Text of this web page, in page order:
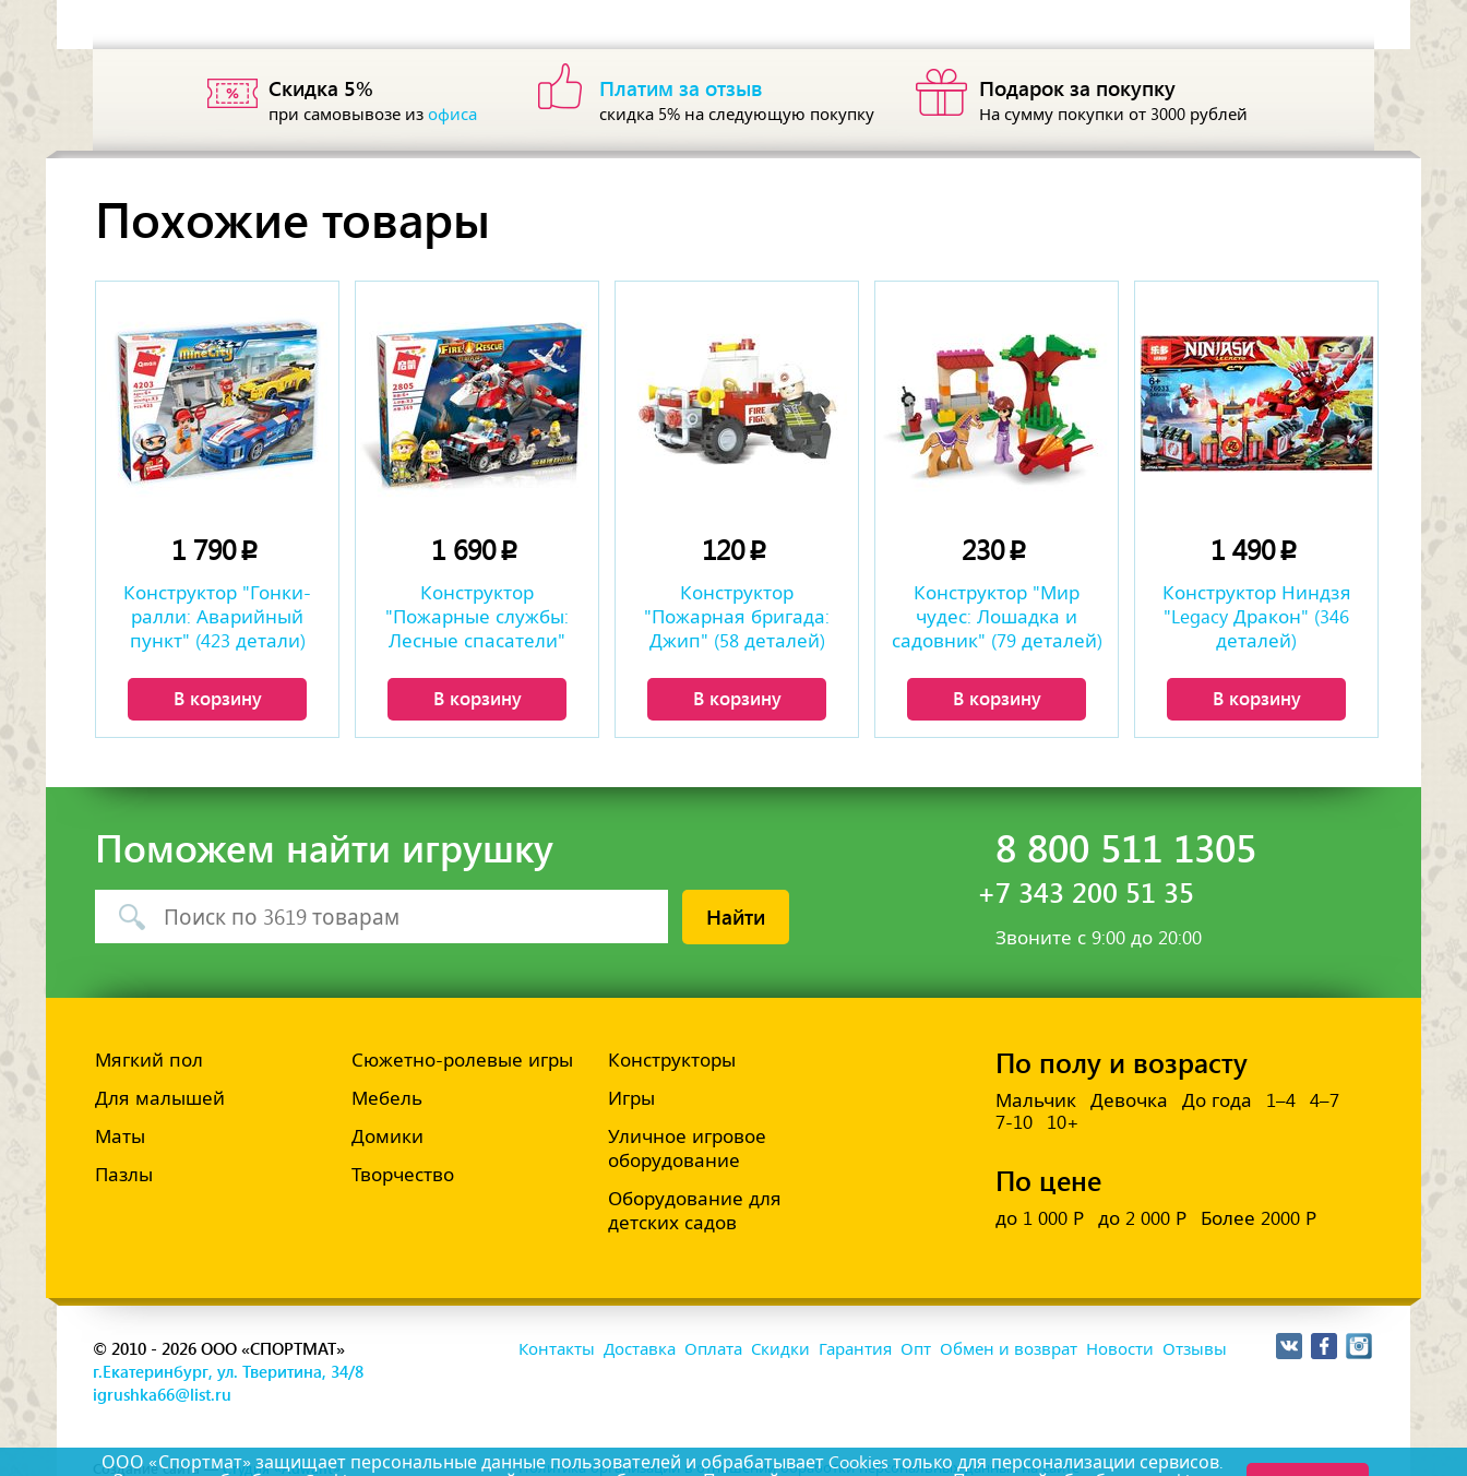
Скидка 5%
при самовывозе изофиса
Платим за отзыв
скидка 5% на следующую покупку
Подарок за покупку
На сумму покупки от 3000 рублей
Похожие товары
1 790p
Конструктор "Гонки-
ралли: Аварийный
пункт" (423 детали)
В корзину
1 690p
Конструктор
"Пожарные службы:
Лесные спасатели"
В корзину
120p
Конструктор
"Пожарная бригада:
Джип" (58 деталей)
В корзину
230p
Конструктор "Мир
чудес: Лошадка и
садовник" (79 деталей)
В корзину
1 490p
Конструктор Ниндзя
"Legacy Дракон" (346
деталей)
В корзину
8 800 511 1305
+7 343 200 51 35
Звоните с 9:00 до 20:00
Поможем найти игрушку
Найти
По полу и возрасту
Мальчик Девочка До года 1–4
4–7
7-10
10+
По цене
до 1 000 Р до 2 000 Р Более 2000 Р
Мягкий пол
Для малышей
Маты
Пазлы
Сюжетно-ролевые игры
Мебель
Домики
Творчество
Конструкторы
Игры
Уличное игровое
оборудование
Оборудование для
детских садов
© 2010 - 2026 ООО «СПОРТМАТ»
г.Екатеринбург, ул. Тверитина, 34/8
igrushka66@list.ru
Контакты Доставка Оплата Скидки Гарантия Опт Обмен и возврат Новости Отзывы
Создание сайта —Студия «Adwant» Политика организации в отношении обработки персональных данных на сайте
ООО «Спортмат» защищает персональные данные пользователей и обрабатывает Cookies только для персонализации сервисов.